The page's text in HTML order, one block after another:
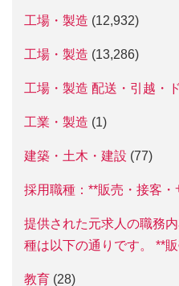
工場・製造 (12,932)
工場・製造 (13,286)
工場・製造 配送・引越・
工業・製造 (1)
建築・土木・建設 (77)
採用職種：**販売・接客・
提供された元求人の職務
種は以下の通りです。 **
教育 (28)